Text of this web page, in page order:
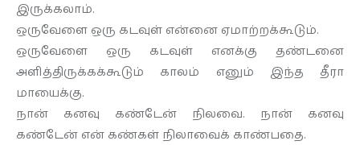
ஆசிரியர் பக்கம்
தொடர்புக்கு
இருக்கலாம்.
ஒருவேளை ஒரு கடவுள் என்னை ஏமாற்றக்கூடும்.
ஒருவேளை ஒரு கடவுள் எனக்கு தண்டனை
அளித்திருக்கக்கூடும் காலம் எனும் இந்த தீரா
மாயைக்கு.
நான் கனவு கண்டேன் நிலவை. நான் கனவு
கண்டேன் என் கண்கள் நிலாவைக் காண்பதை.